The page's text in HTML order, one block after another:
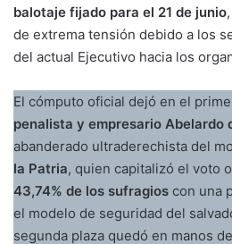
balotaje fijado para el 21 de junio
de extrema tensión debido a los
del actual Ejecutivo hacia los
El cómputo oficial dejó en el
penalista y empresario Abelardo
abanderado ultraderechista del
la Patria, quien capitalizó el voto
43,74% de los sufragios con una
el modelo de seguridad del
segunda plaza quedó en manos